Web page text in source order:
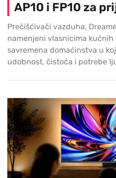
AP10 i FP10 za
Prečišćivači vazduha,
namenjeni vlasnicima
savremena domaćinstva u
udobnost, čistoća i potrebe